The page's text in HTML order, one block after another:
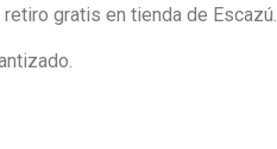
gratis en tienda de Escazú.